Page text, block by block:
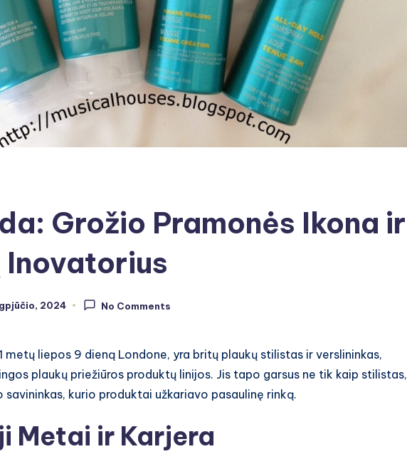
Grožio Pramonės Ikona ir
2024 No Comments
metų liepos 9 dieną Londone, yra britų plaukų stilistas ir verslininkas,
plaukų priežiūros produktų linijos. Jis tapo garsus ne tik kaip stilistas,
savininkas, kurio produktai užkariavo pasaulinę rinką.
Metai ir Karjera